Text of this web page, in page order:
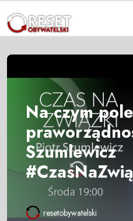
Na czym
Szumlewicz
resetobywatelski